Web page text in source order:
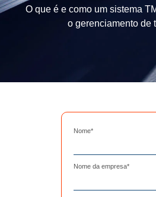
O que é e como um sistema
o gerenciamento de
Nome*
Nome da empresa*